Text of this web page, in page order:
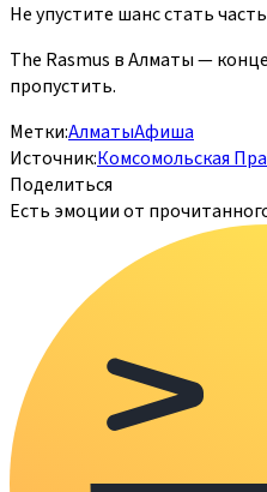
Не упустите шанс стать
The Rasmus в Алматы —
пропустить.
Метки:АлматыАфиша
Источник:Комсомольская
Поделиться
Есть эмоции от